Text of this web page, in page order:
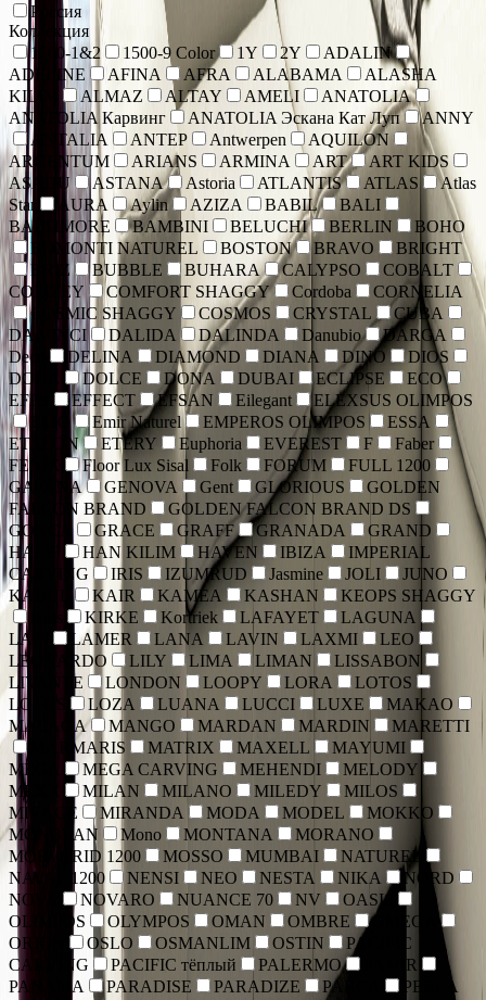
Россия
Коллекция
1500-1&2
1500-9 Color 1Y 2Y
ADALIN
ADELINE
AFINA AFRA ALABAMA
ALASHA
KILIM
ALMAZ ALTAY AMELI
ANATOLIA
ANATOLIA Карвинг
ANATOLIA Эскана Кат Луп
ANNY
ANTALIA
ANTEP Antwerpen
AQUILON
ARGENTUM
ARIANS ARMINA ART
ART KIDS
ASADU
ASTANA Astoria ATLANTIS ATLAS
Atlas
Star
AURA Aylin AZIZA BABIL
BALI
BALTIMORE
BAMBINI BELUCHI BERLIN
BOHO
BOMONTI NATUREL
BOSTON BRAVO
BRIGHT
BRIZ
BUBBLE BUHARA CALYPSO
COBALT
COLIZEY
COMFORT SHAGGY Cordoba
CORNELIA
COSMIC SHAGGY
COSMOS CRYSTAL
CUBA
DA VINCI
DALIDA DALINDA Danubio
DARGA
Deco
DELINA DIAMOND DIANA DINO
DIOS
DOHA
DOLCE DONA DUBAI ECLIPSE
ECO
EFES
EFFECT EFSAN Eilegant
ELEXSUS OLIMPOS
Emir Naturel EMPEROS OLIMPOS
ESSA
ETALON
ETERY Euphoria EVEREST F
Faber
FENIX
Floor Lux Sisal Folk FORUM
FULL 1200
GAVANA
GENOVA Gent GLORIOUS
GOLDEN
FALCON BRAND
GOLDEN FALCON BRAND DS
GONCA
GRACE GRAFF GRANADA
GRAND
HALIF
HAN KILIM HAVEN IBIZA
IMPERIAL
CARVING
IRIS IZUMRUD Jasmine JOLI
JUNO
KABUL
KAIR KAMEA KASHAN
KEOPS SHAGGY
KIRKE Kortriek LAFAYET
LAGUNA
LALI
LAMER LANA LAVIN LAXMI
LEO
LEONARDO
LILY LIMA LIMAN
LISSABON
LIVANTE
LONDON LOOPY LORA
LOTOS
LOTUS
LOZA LUANA LUCCI LUXE
MAKAO
MALAGA
MANGO MARDAN MARDIN
MARETTI
MARMARIS
MATRIX MAXELL
MAYUMI
MEGA
MEGA CARVING MEHENDI
MELODY
MEXX
MILAN MILANO MILEDY
MILOS
MIRAGE
MIRANDA MODA MODEL
MOKKO
MONBLAN
Mono MONTANA
MORANO
MORVARID 1200
MOSSO MUMBAI
NATUREL
NAVAL 1200
NENSI NEO NESTA NIKA
NORD
NOVA
NOVARO NUANCE 70 NV
OASIS
OLIMPOS
OLYMPOS OMAN OMBRE
OMEGA
ORION
OSLO OSMANLIM OSTIN
PACIFIC
CARVING
PACIFIC тёплый PALERMO
PAMIR
PANAMA
PARADISE PARADIZE PARCA
PERLA